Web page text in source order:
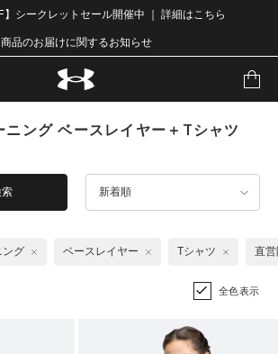
】シークレットセール開催中 ｜ 詳細はこちら
商品のお届けに関するお知らせ
ニング ベースレイヤー＋Tシャツ
新着順
ング ベースレイヤー Tシャツ 直
全色表示